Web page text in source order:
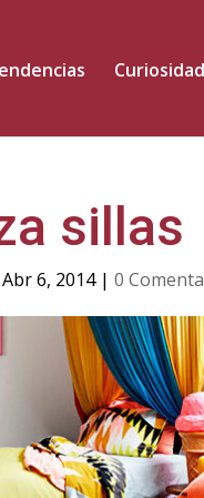
sillas
Abr 6, 2014|0